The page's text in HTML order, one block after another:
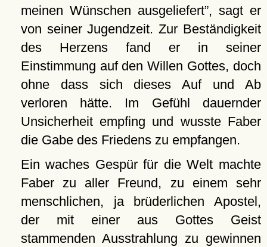
meinen Wünschen ausgeliefert , sagt er
von seiner Jugendzeit. Zur Beständigkeit
des Herzens fand er in seiner
Einstimmung auf den Willen Gottes, doch
ohne dass sich dieses Auf und Ab
verloren hätte. Im Gefühl dauernder
Unsicherheit empfing und wusste Faber
die Gabe des Friedens zu empfangen.
Ein waches Gespür für die Welt machte
Faber zu aller Freund, zu einem sehr
menschlichen, ja brüderlichen Apostel,
der mit einer aus Gottes Geist
stammenden Ausstrahlung zu gewinnen